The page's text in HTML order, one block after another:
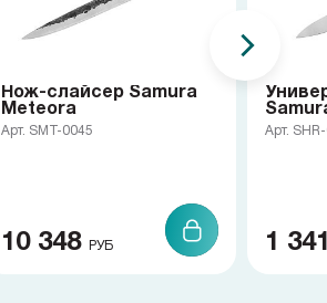
Нож-слайсер Samura
Meteora
Арт. SMT-0045
10 348 РУБ
Арт.
1